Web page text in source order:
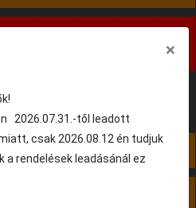
a
×
2026.07.31.-től leadott
csak 2026.08.12 én tudjuk
a rendelések leadásánál ez